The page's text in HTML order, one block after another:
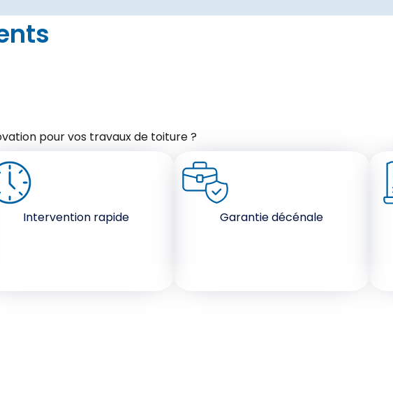
pour vos travaux de toiture ?
Intervention rapide Garantie décénale